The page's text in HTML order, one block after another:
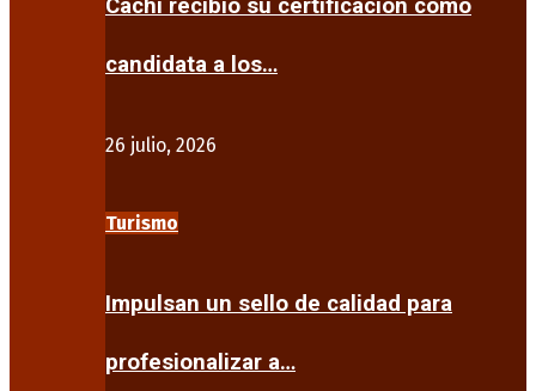
Cachi recibió su certificación como
candidata a los…
26 julio, 2026
Turismo
Impulsan un sello de calidad para
profesionalizar a…